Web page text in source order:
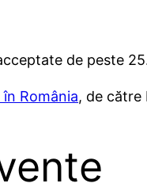
de peste
România, de către